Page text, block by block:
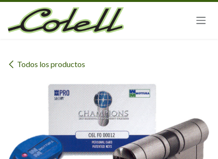
Ir al contenido
Todos los productos